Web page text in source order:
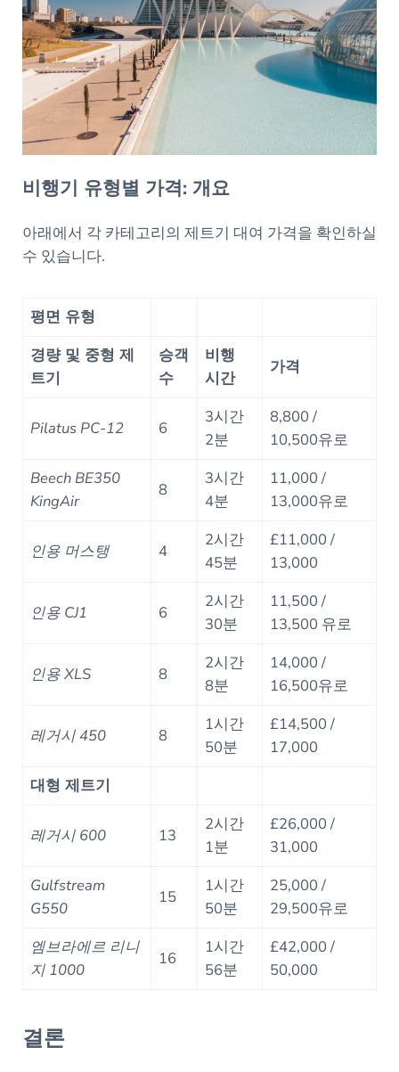
비행기 유형별 가격: 개요
아래에서 각 카테고리의 제트기 대여 가격을 확인하실
수 있습니다.
평면 유형
경량 및 중형 제
트기
승객
수
비행
시간
가격
Pilatus PC-12 6
3시간
2분
8,800 /
10,500유로
Beech BE350
KingAir
8
3시간
4분
11,000 /
13,000유로
인용 머스탱 4
2시간
45분
£11,000 /
13,000
인용 CJ1 6
2시간
30분
11,500 /
13,500 유로
인용 XLS 8
2시간
8분
14,000 /
16,500유로
레거시 450 8
1시간
50분
£14,500 /
17,000
대형 제트기
레거시 600 13
2시간
1분
£26,000 /
31,000
Gulfstream
G550
15
1시간
50분
25,000 /
29,500유로
엠브라에르 리니
지 1000
16
1시간
56분
£42,000 /
50,000
결론